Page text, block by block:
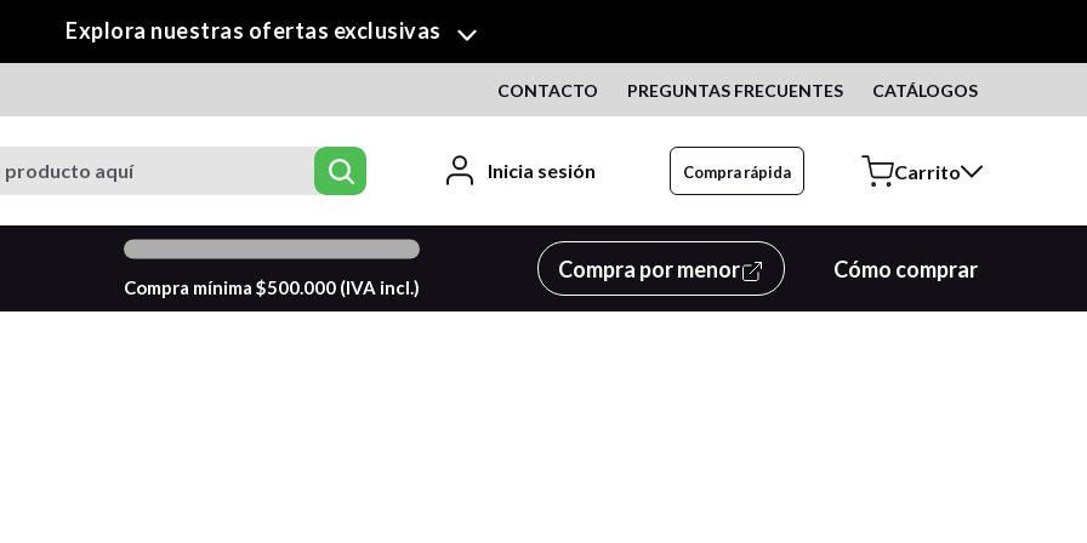
Explora nuestras ofertas exclusivas
CONTACTO PREGUNTAS FRECUENTES CATÁLOGOS
aquí
Inicia sesión Compra rápida
Compra mínima $500.000(IVA incl.)
Compra por menor Cómo comprar